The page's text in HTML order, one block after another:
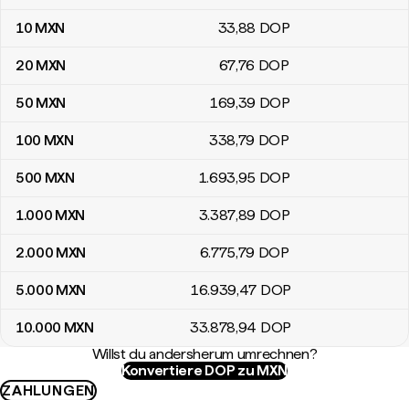
10 MXN 33,88 DOP
20 MXN 67,76 DOP
50 MXN 169,39 DOP
100 MXN 338,79 DOP
500 MXN 1.693,95 DOP
1.000 MXN 3.387,89 DOP
2.000 MXN 6.775,79 DOP
5.000 MXN 16.939,47 DOP
10.000 MXN 33.878,94 DOP
Willst du andersherum umrechnen?
Konvertiere DOP zu MXN
ZAHLUNGEN